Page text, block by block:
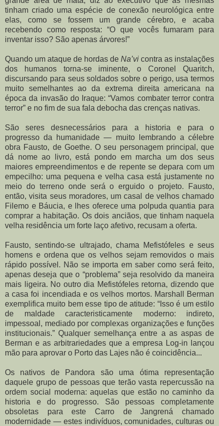
tinham criado uma espécie de conexão neurológica entre
elas, como se fossem um grande cérebro, e acaba
recebendo como resposta: “O que vocês fumaram para
inventar isso? São apenas árvores!”
Quando um ataque de hordas de Na’vi contra as instalações
dos humanos torna-se iminente, o Coronel Quaritch,
discursando para seus soldados sobre o perigo, usa termos
muito semelhantes ao da extrema direita americana na
época da invasão do Iraque: “Vamos combater terror contra
terror” e no fim de sua fala debocha das crenças nativas.
São seres desnecessários para a historia e para o
progresso da humanidade — muito lembrando a célebre
obra Fausto, de Goethe. O seu personagem principal, que
dá nome ao livro, está pondo em marcha um dos seus
maiores empreendimentos e de repente se depara com um
empecilho: uma pequena e velha casa está justamente no
meio do terreno onde será o erguido o projeto. Fausto,
então, visita seus moradores, um casal de velhos chamado
Filemo e Báucia, e lhes oferece uma polpuda quantia para
comprar a habitação. Os dois anciãos, que tinham naquela
velha residência um forte laço afetivo, recusam a oferta.
Fausto, sentindo-se ultrajado, chama Mefistófeles e seus
homens e ordena que os velhos sejam removidos o mais
rápido possível. Não se importa em saber como será feito,
apenas deseja que o “problema” seja resolvido da maneira
mais ligeira. No outro dia Mefistófeles retorna, dizendo que
a casa foi incendiada e os velhos mortos. Marshall Berman
exemplifica muito bem esse tipo de atitude: “Isso é um estilo
de maldade caracteristicamente moderno: indireto,
impessoal, mediado por complexas organizações e funções
institucionais.” Qualquer semelhança entre a as aspas de
Berman e as arbitrariedades que a empresa Log-in lançou
mão para aprovar o Porto das Lajes não é coincidência...
Os nativos de Pandora são uma ótima representação
daquele grupo de pessoas que terão vasta repercussão na
ordem social moderna: aquelas que estão no caminho da
historia e do progresso. São pessoas completamente
obsoletas para este Carro de Jangrená chamado
modernidade — estes indivíduos, comunidades, culturas ou